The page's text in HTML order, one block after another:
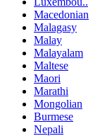
Macedonian
Malagasy
Malay
Malayalam
Maltese
Maori
Marathi
Mongolian
Burmese
Nepali